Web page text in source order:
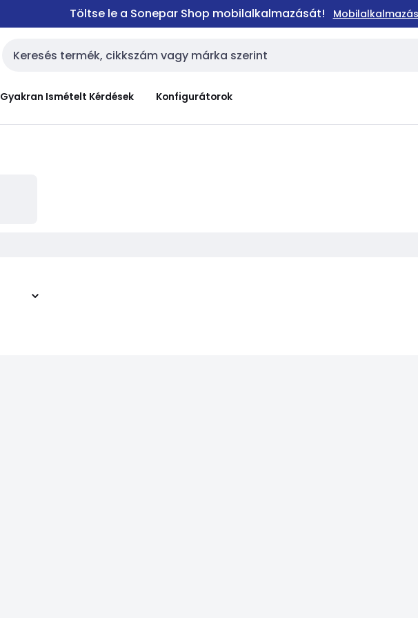
Töltse le a Sonepar Shop mobilalkalmazását!
Keresési bemenet
Gyakran Ismételt Kérdések Konfigurátorok